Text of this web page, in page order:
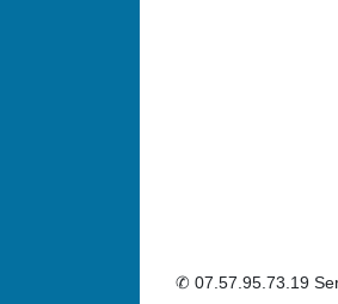
✆ 07.57.95.73.19